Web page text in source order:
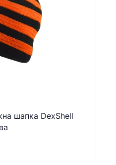
шапка DexShell